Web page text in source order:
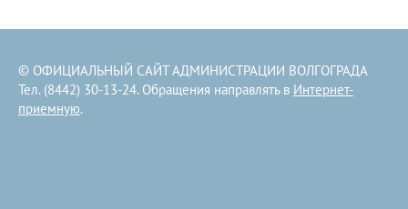
© ОФИЦИАЛЬНЫЙ САЙТ АДМИНИСТРАЦИИ ВОЛГОГРАДА
Тел. (8442) 30-13-24. Обращения направлять в Интернет-
приемную.